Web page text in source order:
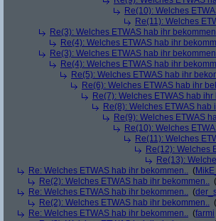
Re(10): Welches
Re(11): Welches
Re(3): Welches ETWAS hab ihr
Re(4): Welches ETWAS hab ihr
Re(3): Welches ETWAS hab ihr
Re(4): Welches ETWAS hab ihr
Re(5): Welches ETWAS hab ihr
Re(6): Welches ETWAS hab ihr
Re(7): Welches ETWAS hab ihr
Re(8): Welches ETWAS hab
Re(9): Welches ETWAS
Re(10): Welches
Re(11): Welches
Re(12): Welches
Re(13):
Re: Welches ETWAS hab ihr bekommen.. (MikE_
Re(2): Welches ETWAS hab ihr bekommen.. (
Re: Welches ETWAS hab ihr bekommen.. (
Re(2): Welches ETWAS hab ihr bekommen.. (
Re: Welches ETWAS hab ihr bekommen.. (farmi